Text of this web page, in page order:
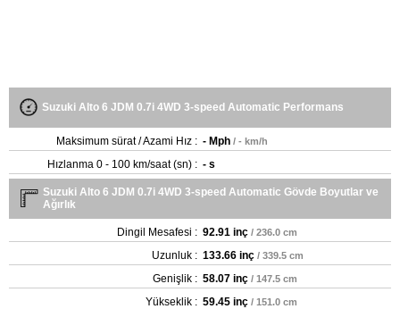
Suzuki Alto 6 JDM 0.7i 4WD 3-speed Automatic Performans
Maksimum sürat / Azami Hız : - Mph / - km/h
Hızlanma 0 - 100 km/saat (sn) : - s
Suzuki Alto 6 JDM 0.7i 4WD 3-speed Automatic Gövde Boyutlar ve
Ağırlık
Dingil Mesafesi : 92.91 inç / 236.0 cm
Uzunluk : 133.66 inç / 339.5 cm
Genişlik : 58.07 inç / 147.5 cm
Yükseklik : 59.45 inç / 151.0 cm